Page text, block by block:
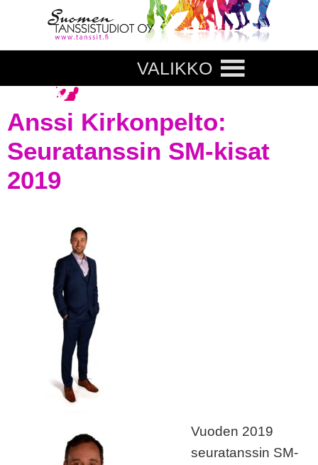
VALIKKO
Anssi Kirkonpelto:
Seuratanssin SM-kisat
2019
Vuoden 2019
seuratanssin SM-